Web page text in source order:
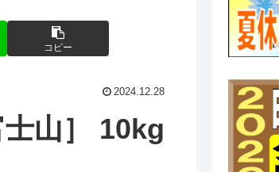
コピー
2024.12.28
山］ 10kg